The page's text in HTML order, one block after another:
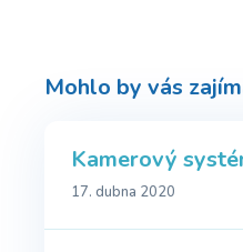
Mohlo by vás
Kamerový
17. dubna 2020